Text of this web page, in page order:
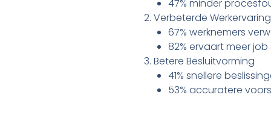
47% minder
Verbeterde Werkervaring
67% werknemers
82% ervaart meer
Betere Besluitvorming
41% snellere
53% accuratere